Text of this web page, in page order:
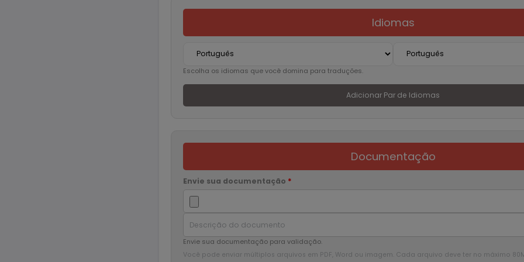
LSE (Legendas para Surdos e Ensurdecidos)
Medicina, Área da Saúde e/ou Ciências Biológicas/Neurociências
Tradução Religiosa
Tradução Técnica, Engenharias e Ciências Exatas
Preparação de originais (Tradução literária)
Revisão Técnica
Tradução Técnica
Versão
Outra(s)
Idiomas
Escolha os idiomas que você domina para traduções.
Adicionar Par de Idiomas
Documentação
Envie sua documentação *
Envie sua documentação para validação.
Você pode enviar múltiplos arquivos em PDF, Word ou imagem. Cada arquivo deve ter no máximo